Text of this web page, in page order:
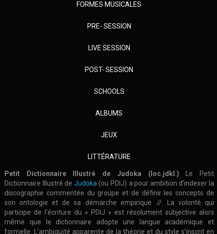
FORMES MUSICALES
PRE- SESSION
LIVE SESSION
POST- SESSION
SCHOOLS
ALBUMS
JEUX
LITTÉRATURE
Petit Dictionnaire Illustré de Judoka (loc.jdkl.) Le Petit
Dictionnaire Illustré de Judoka (ou PDIJ) a pour ambition d’indexer la
discographie commentée du groupe et de définir les concepts de
son ontologie et de sa démarche empirique .//. La volonté qui
participe de l’écriture du « PDIJ » est résolument subjective alors
même que le dictionnaire adopte une langue académique et
formelle. L’ambiguïté apparente de la théorie et du style s’inscrit en